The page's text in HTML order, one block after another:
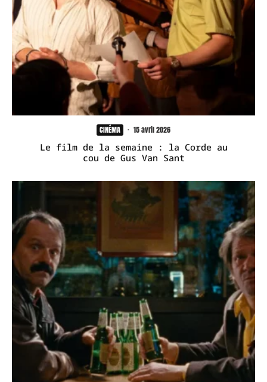
CINÉMA · 15 avril 2026
Le film de la semaine : la Corde au
cou de Gus Van Sant